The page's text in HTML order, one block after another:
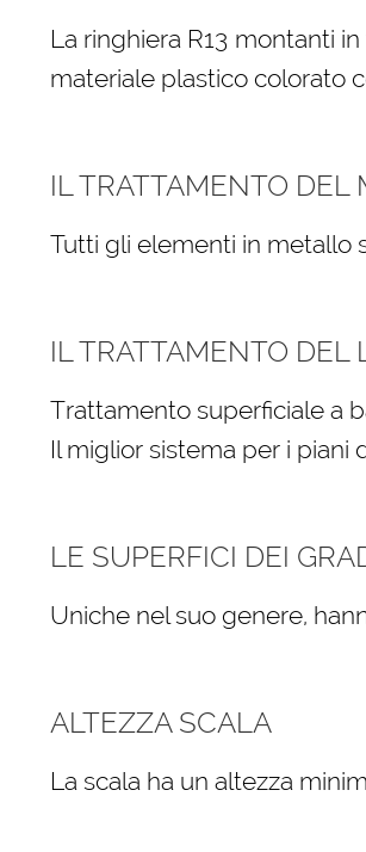
La ringhiera R13 montanti
materiale plastico colorato
IL TRATTAMENTO DEL
Tutti gli elementi in metallo
IL TRATTAMENTO DEL
Trattamento superficiale a
Il miglior sistema per i piani
LE SUPERFICI DEI
Uniche nel suo genere,
ALTEZZA SCALA
La scala ha un altezza